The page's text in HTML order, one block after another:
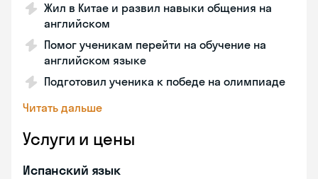
Жил в Китае и развил навыки общения на
английском
Помог ученикам перейти на обучение на
английском языке
Подготовил ученика к победе на олимпиаде
Читать дальше
Услуги и цены
Испанский язык